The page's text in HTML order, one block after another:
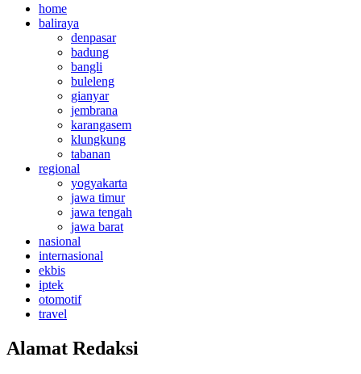
home
baliraya
denpasar
badung
bangli
buleleng
gianyar
jembrana
karangasem
klungkung
tabanan
regional
yogyakarta
jawa timur
jawa tengah
jawa barat
nasional
internasional
ekbis
iptek
otomotif
travel
Alamat Redaksi